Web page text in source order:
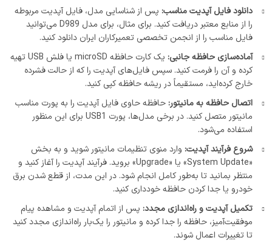
دانلود فایل آپدیت مناسب: پس از شناسایی مدل، فایل آپدیت مربوطه
را از منابع معتبر دریافت کنید. برای مثال، برای مدل D989 می‌توانید
فایل مناسب را از انجمن تخصصی تعمیرکاران ایران دانلود کنید.
آماده‌سازی حافظه جانبی:
یک کارت حافظه microSD یا فلش USB تهیه
کرده و آن را فرمت کنید. سپس فایل‌های آپدیت را که از حالت فشرده
خارج کرده‌اید، مستقیماً در ریشه حافظه کپی کنید.
اتصال حافظه به مانیتور:حافظه حاوی فایل آپدیت را به پورت مناسب
مانیتور متصل کنید. در برخی مدل‌ها، پورت USB1 برای این منظور
استفاده می‌شود.
شروع فرآیند آپدیت: وارد منوی تنظیمات مانیتور شوید و به بخش
«System Update» یا «Upgrade» بروید. فرآیند آپدیت را آغاز کنید و
منتظر بمانید تا به‌طور کامل انجام شود. در این مدت، از قطع شدن برق
خودرو یا جدا کردن حافظه خودداری کنید.
تکمیل آپدیت و راه‌اندازی مجدد: پس از اتمام آپدیت و مشاهده پیام
موفقیت‌آمیز، حافظه را جدا کرده و مانیتور را یک‌بار راه‌اندازی مجدد کنید
تا تغییرات اعمال شوند.